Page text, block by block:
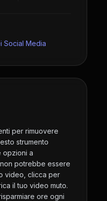
Social Media
per rimuovere
strumento
opzioni a
potrebbe essere
video, clicca per
il tuo video muto.
ore ogni